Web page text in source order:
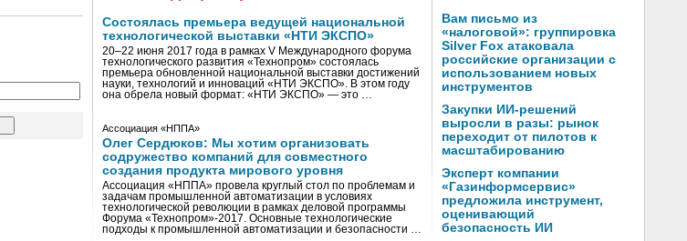
Состоялась премьера ведущей национальной
технологической выставки «НТИ ЭКСПО»
20–22 июня 2017 года в рамках V Международного форума
технологического развития «Технопром» состоялась
премьера обновленной национальной выставки достижений
науки, технологий и инноваций «НТИ ЭКСПО». В этом году
она обрела новый формат: «НТИ ЭКСПО» — это …
Ассоциация «НППА»
Олег Сердюков: Мы хотим организовать
содружество компаний для совместного
создания продукта мирового уровня
Ассоциация «НППА» провела круглый стол по проблемам и
задачам промышленной автоматизации в условиях
технологической революции в рамках деловой программы
Форума «Технопром»-2017. Основные технологические
подходы к промышленной автоматизации и безопасности …
Вам письмо из
«налоговой»: группировка
Silver Fox атаковала
российские организации с
использованием новых
инструментов
Закупки ИИ-решений
выросли в разы: рынок
переходит от пилотов к
масштабированию
Эксперт компании
«Газинформсервис»
предложила инструмент,
оценивающий
безопасность ИИ